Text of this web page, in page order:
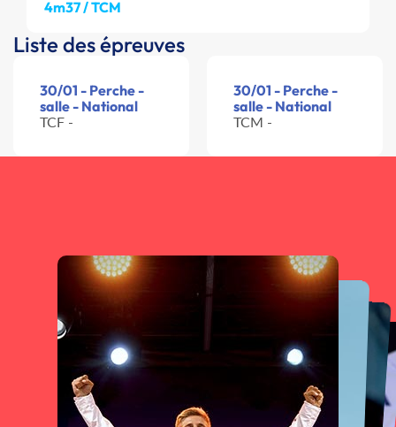
4m37 / TCM
Liste des épreuves
30/01 - Perche -
salle - National
TCF -
30/01 - Perche -
salle - National
TCM -